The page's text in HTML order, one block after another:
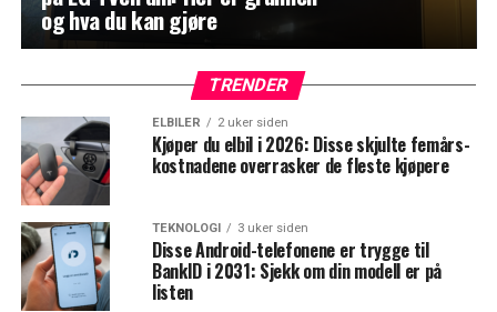
og hva du kan gjøre
TRENDER
ELBILER 2 uker siden
Kjøper du elbil i 2026: Disse skjulte femårs-
kostnadene overrasker de fleste kjøpere
TEKNOLOGI 3 uker siden
Disse Android-telefonene er trygge til
BankID i 2031: Sjekk om din modell er på
listen